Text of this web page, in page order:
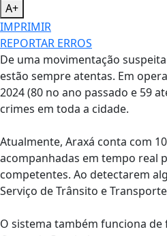
A+
IMPRIMIR
REPORTAR ERROS
De uma movimentação
estão sempre atentas. Em
2024 (80 no ano passado e 59
crimes em toda a cidade.
Atualmente, Araxá conta com
acompanhadas em tempo real
competentes. Ao detectarem
Serviço de Trânsito e
O sistema também funciona